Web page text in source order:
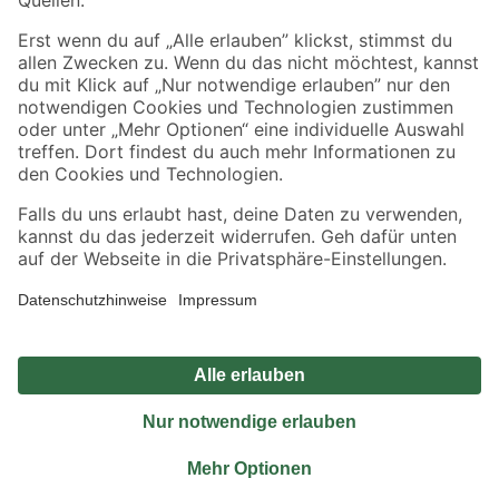
Sicher einkaufen
Jetzt die toom-App herunterladen
Alle Preisangaben in EUR inkl. gesetzl. MwSt.. Die dargestellten Angebote sind unter
Umständen nicht in allen Märkten verfügbar. Die angegebenen Verfügbarkeiten beziehen
Produkte nur solange der Vorrat reicht.
*Paketversand ab 59 € versandkostenfrei, gilt nicht für Artikel mit Speditionsversand, hier
Privatsphäre Impressum
Nutzungsbedingungen
Widerrufsrecht
Vertrag widerrufen
© 2026 toom Baumarkt GmbH